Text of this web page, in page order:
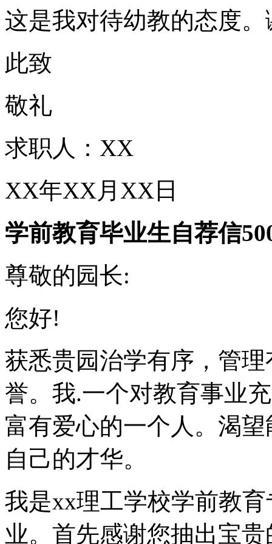
这是我对待幼教的态度。
此致
敬礼
求职人：XX
XX年XX月XX日
学前教育毕业生自荐信
尊敬的园长:
您好!
获悉贵园治学有序，管
誉。我.一个对教育事业
富有爱心的一个人。渴
自己的才华。
我是xx理工学校学前教
业。首先感谢您抽出宝